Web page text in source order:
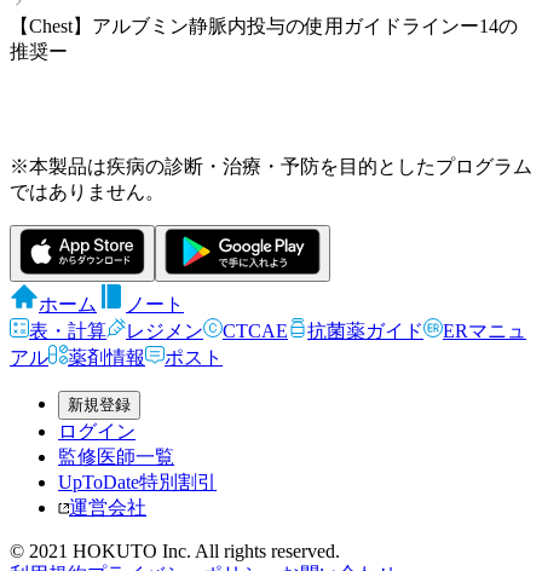
【Chest】アルブミン静脈内投与の使用ガイドラインー14の
推奨ー
※本製品は疾病の診断・治療・予防を目的としたプログラム
ではありません。
ホーム
ノート
表・計算
レジメン CTCAE 抗菌薬ガイド
ERマニュ
アル
薬剤情報 ポスト
新規登録
ログイン
監修医師一覧
UpToDate特別割引
運営会社
© 2021 HOKUTO Inc. All rights reserved.